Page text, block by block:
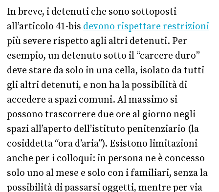
In breve, i detenuti che sono sottoposti
all’articolo 41-bis devono rispettare restrizioni
più severe rispetto agli altri detenuti. Per
esempio, un detenuto sotto il “carcere duro”
deve stare da solo in una cella, isolato da tutti
gli altri detenuti, e non ha la possibilità di
accedere a spazi comuni. Al massimo si
possono trascorrere due ore al giorno negli
spazi all’aperto dell’istituto penitenziario (la
cosiddetta “ora d’aria”). Esistono limitazioni
anche per i colloqui: in persona ne è concesso
solo uno al mese e solo con i familiari, senza la
possibilità di passarsi oggetti, mentre per via